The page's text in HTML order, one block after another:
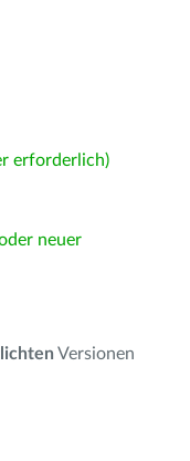
erforderlich)
neuer
Versionen